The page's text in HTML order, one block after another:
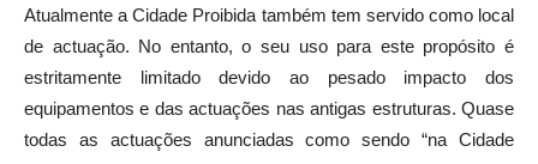
Atualmente a Cidade Proibida também tem servido como local
de actuação. No entanto, o seu uso para este propósito é
estritamente limitado devido ao pesado impacto dos
equipamentos e das actuações nas antigas estruturas. Quase
todas as actuações anunciadas como sendo “na Cidade